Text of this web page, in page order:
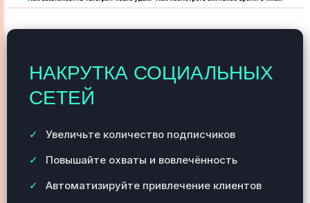
НАКРУТКА СОЦИАЛЬНЫХ
СЕТЕЙ
Увеличьте количество подписчиков
Повышайте охваты и вовлечённость
Автоматизируйте привлечение клиентов